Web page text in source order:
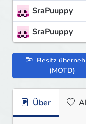
SraPuuppy
SraPuuppy
Besitz
(MOTD)
Über